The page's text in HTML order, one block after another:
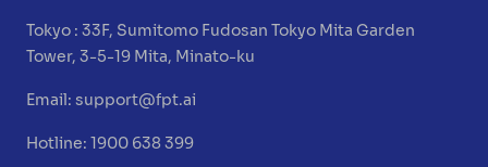
Tokyo :33F, Sumitomo Fudosan Tokyo Mita Garden
Tower, 3-5-19 Mita, Minato-ku
Email:support@fpt.ai
Hotline: 1900 638 399